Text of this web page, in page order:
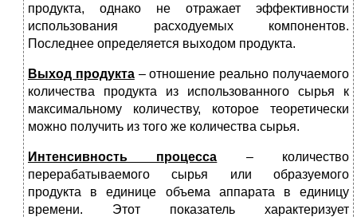
продукта, однако не отражает эффективности
использования расходуемых компонентов.
Последнее определяется выходом продукта.
Выход продукта– отношение реально получаемого
количества продукта из использованного сырья к
максимальному количеству, которое теоретически
можно получить из того же количества сырья.
Интенсивность процесса – количество
перерабатываемого сырья или образуемого
продукта в единице объема аппарата в единицу
времени. Этот показатель характеризует